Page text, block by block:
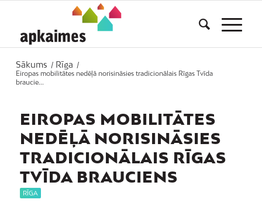
Sākums / Rīga
/
Eiropas mobilitātes nedēļā norisināsies tradicionālais Rīgas Tvīda
braucie...
EIROPAS MOBILITĀTES
NEDĒĻĀ NORISINĀSIES
TRADICIONĀLAIS RĪGAS
TVĪDA BRAUCIENS
RĪGA